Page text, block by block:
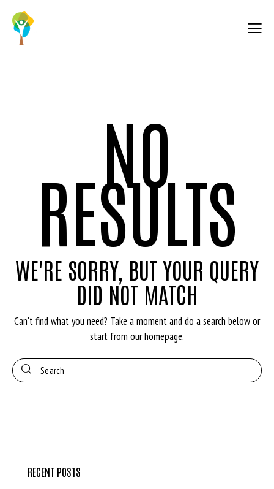
NO
RESULTS
WE'RE SORRY, BUT YOUR QUERY
DID NOT MATCH
Can't find what you need? Take a moment and do a search below or
start from our homepage.
RECENT POSTS